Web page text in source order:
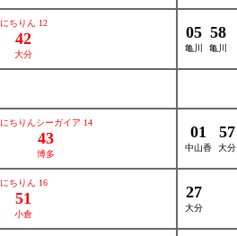
にちりん 12
42
大分
05
亀川
58
亀川
にちりんシーガイア 14
43
博多
01
中山香
57
大分
にちりん 16
51
小倉
27
大分